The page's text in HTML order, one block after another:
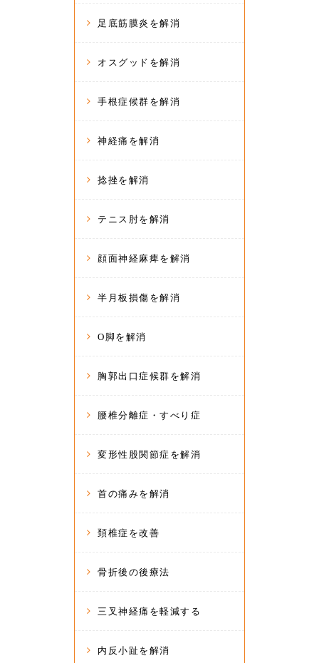
足底筋膜炎を解消
オスグッドを解消
手根症候群を解消
神経痛を解消
捻挫を解消
テニス肘を解消
顔面神経麻痺を解消
半月板損傷を解消
O脚を解消
胸郭出口症候群を解消
腰椎分離症・すべり症
変形性股関節症を解消
首の痛みを解消
頚椎症を改善
骨折後の後療法
三叉神経痛を軽減する
内反小趾を解消